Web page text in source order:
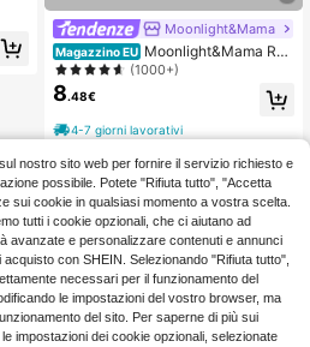
Moonlight&Mama
Magazzino EU Moonlight&Mama Reg
giseno da allattamento con patchw
ork in pizzo, con ferretto, facile acc
esso per l'allattamento, modello con
(1000+)
8.48€
4-7 giorni lavorativi
nostro sito web per fornire il servizio richiesto e
possibile. Potete "Rifiuta tutto", "Accetta
sui cookie in qualsiasi momento a vostra scelta.
tutti i cookie opzionali, che ci aiutano ad
avanzate e personalizzare contenuti e annunci
con SHEIN. Selezionando "Rifiuta tutto",
necessari per il funzionamento del
le impostazioni del vostro browser, ma
del sito. Per saperne di più sui
impostazioni dei cookie opzionali, selezionate